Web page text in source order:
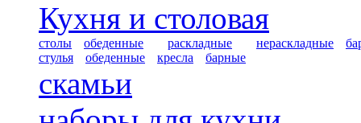
Кухня и столовая
столы обеденные раскладные нераскладные
стулья
обеденные кресла барные
скамьи